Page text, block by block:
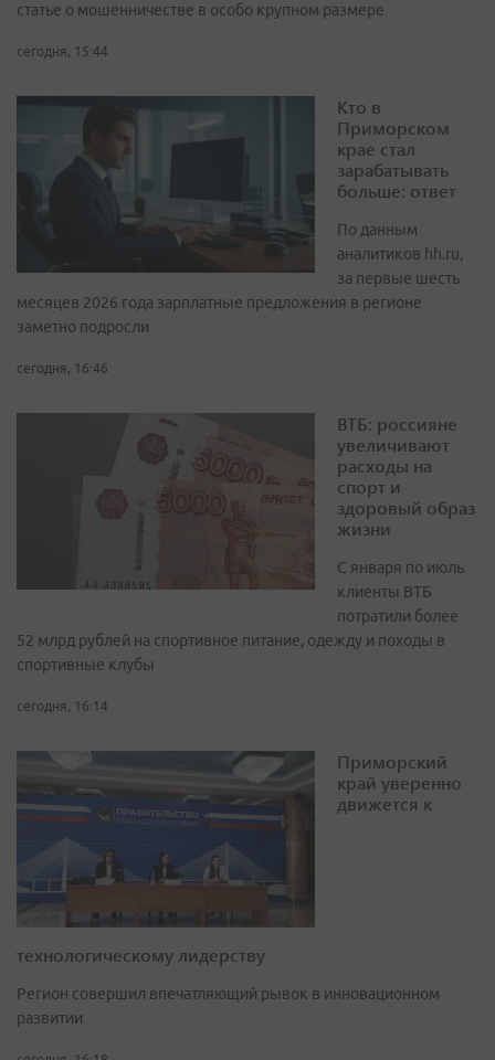
статье о мошенничестве в особо крупном размере
сегодня, 15:44
Кто в
Приморском
крае стал
зарабатывать
больше: ответ
По данным
аналитиков hh.ru,
за первые шесть
месяцев 2026 года зарплатные предложения в регионе
заметно подросли
сегодня, 16:46
ВТБ: россияне
увеличивают
расходы на
спорт и
здоровый образ
жизни
С января по июль
клиенты ВТБ
потратили более
52 млрд рублей на спортивное питание, одежду и походы в
спортивные клубы
сегодня, 16:14
Приморский
край уверенно
движется к
технологическому лидерству
Регион совершил впечатляющий рывок в инновационном
развитии